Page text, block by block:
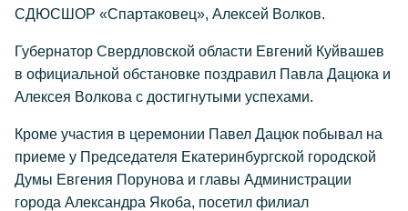
СДЮСШОР «Спартаковец», Алексей Волков.
Губернатор Свердловской области Евгений Куйвашев
в официальной обстановке поздравил Павла Дацюка и
Алексея Волкова с достигнутыми успехами.
Кроме участия в церемонии Павел Дацюк побывал на
приеме у Председателя Екатеринбургской городской
Думы Евгения Порунова и главы Администрации
города Александра Якоба, посетил филиал